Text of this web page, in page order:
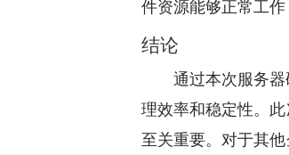
件资源能够正常工作
结论
通过本次服务
理效率和稳定性。
至关重要。对于其